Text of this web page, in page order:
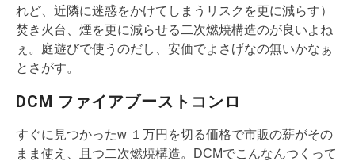
れど、近隣に迷惑をかけてしまうリスクを更に減らす）
焚き火台、煙を更に減らせる二次燃焼構造のが良いよね
ぇ。庭遊びで使うのだし、安価でよさげなの無いかなぁ
とさがす。
DCM ファイアブーストコンロ
すぐに見つかったw １万円を切る価格で市販の薪がその
まま使え、且つ二次燃焼構造。DCMでこんなんつくって